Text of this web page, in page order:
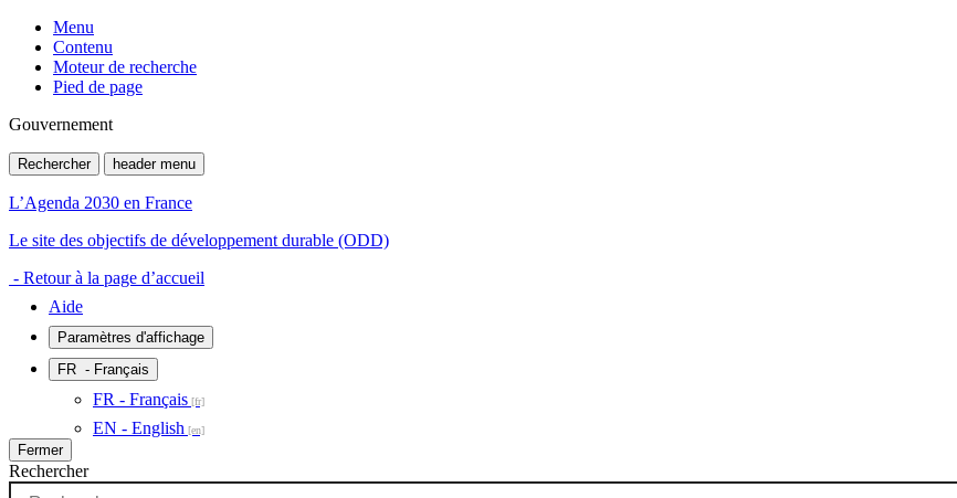
Menu
Contenu
Moteur de recherche
Pied de page
Gouvernement
Rechercher header menu
L’Agenda 2030 en France
Le site des objectifs de développement durable (ODD)
- Retour à la page d’accueil
Aide
Paramètres d'affichage
FR - Français
FR - Français
EN - English
Fermer
Rechercher